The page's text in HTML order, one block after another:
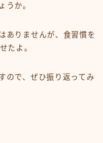
うか。
ありませんが、食習慣を
たよ。
ので、ぜひ振り返ってみ